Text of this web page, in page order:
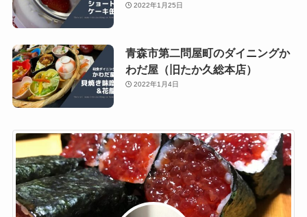
2022年1月25日
青森市第二問屋町のダイニングか
わだ屋（旧たか久総本店）
2022年1月4日